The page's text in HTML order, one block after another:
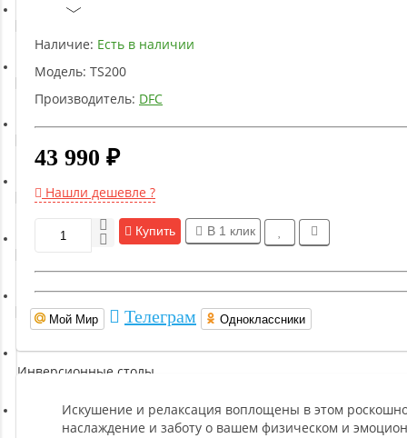
Аэробика и фитнес
Функциональный тренинг
Йога и пилатес
Бокс и единоборства
Инверсионные столы
Легкая атлетика
Наличие: Есть в наличии
Модель: TS200
Производитель: DFC
43 990 ₽
Нашли дешевле ?
Купить В 1 клик
Мой Мир Телеграм Одноклассники
Искушение и релаксация воплощены в этом
наслаждение и заботу о вашем физическом и